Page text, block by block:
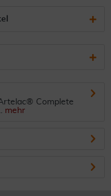
Complete
mehr